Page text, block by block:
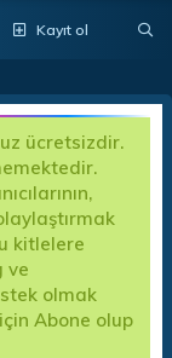
Kayıt ol
ücretsizdir.
kitlelere
ve
olmak
Abone olup